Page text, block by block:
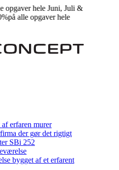
hele Juni, Juli &
på alle opgaver hele
erfaren murer
der gør det rigtigt
SBi 252
bygget af et erfarent